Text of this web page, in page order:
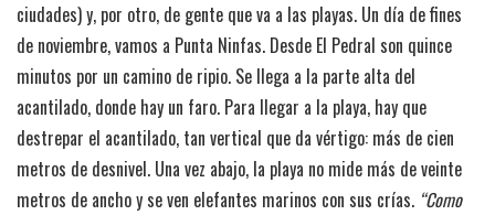
ciudades) y, por otro, de gente que va a las playas. Un día de fines
de noviembre, vamos a Punta Ninfas. Desde El Pedral son quince
minutos por un camino de ripio. Se llega a la parte alta del
acantilado, donde hay un faro. Para llegar a la playa, hay que
destrepar el acantilado, tan vertical que da vértigo: más de cien
metros de desnivel. Una vez abajo, la playa no mide más de veinte
metros de ancho y se ven elefantes marinos con sus crías. “Como